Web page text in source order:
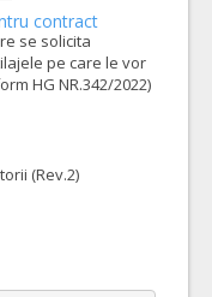
contract
se solicita
pe care le vor
HG NR.342/2022)
(Rev.2)